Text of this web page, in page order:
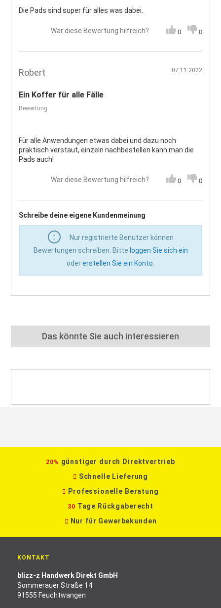
Die Pads sind super für alles was dabei.
War diese Bewertung hilfreich? 0 0
Robert 07.11.2022
Ein Koffer für alle Fälle
Bewertung
Für alle Anwendungen etwas dabei und dazu noch
praktisch verstaut, einzeln nachbestellen kann man die
Pads auch!
War diese Bewertung hilfreich? 0 0
Schreibe deine eigene Kundenmeinung
Nur registrierte Benutzer können
Bewertungen schreiben. Bitte loggen Sie sich ein
odererstellen Sie ein Konto
Das könnte Sie auch interessieren
20% günstiger durch Direktvertrieb
Schnelle Lieferung
Professionelle Beratung
30 Tage Rückgaberecht
Nur für Gewerbekunden
KONTAKT
blizz-z Handwerk Direkt GmbH
Sommerauer Straße 14
91555 Feuchtwangen